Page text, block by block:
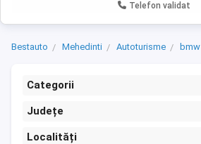
Telefon validat
Bestauto Mehedinti Autoturisme bmw
Categorii
Județe
Localități